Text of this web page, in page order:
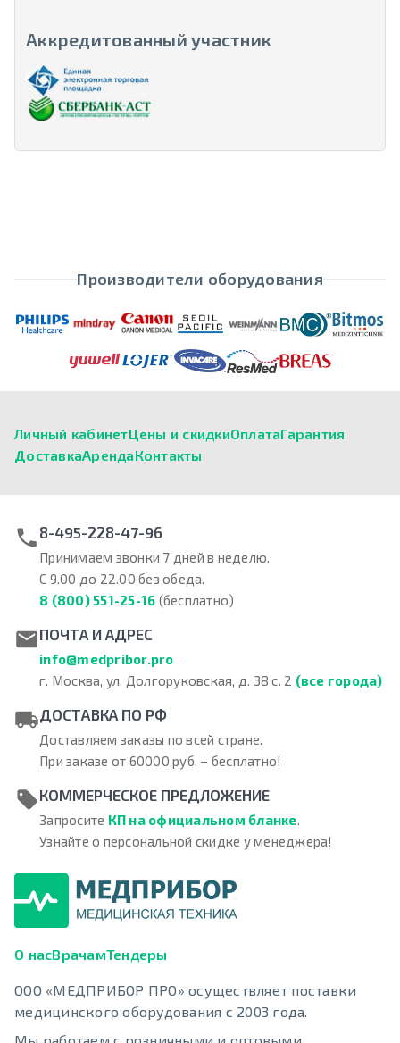
Аккредитованный участник
Производители оборудования
Личный кабинетЦены и скидкиОплатаГарантия
ДоставкаАрендаКонтакты
8-495-228-47-96
Принимаем звонки 7 дней в неделю.
С 9.00 до 22.00 без обеда.
8 (800) 551-25-16 (бесплатно)
ПОЧТА И АДРЕС
info@medpribor.pro
г. Москва, ул. Долгоруковская, д. 38 с. 2 (все города)
ДОСТАВКА ПО РФ
Доставляем заказы по всей стране.
При заказе от 60000 руб. – бесплатно!
КОММЕРЧЕСКОЕ ПРЕДЛОЖЕНИЕ
Запросите КП на официальном бланке.
Узнайте о персональной скидке у менеджера!
О насВрачамТендеры
ООО «МЕДПРИБОР ПРО» осуществляет поставки
медицинского оборудования с 2003 года.